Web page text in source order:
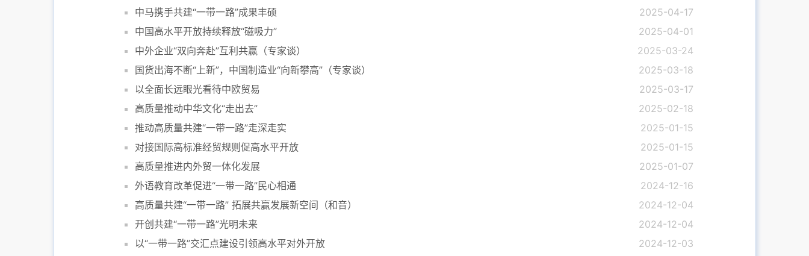
中马携手共建“一带一路”成果丰硕
2025-04-17
中国高水平开放持续释放“磁吸力”
2025-04-01
中外企业“双向奔赴”互利共赢（专家谈）
2025-03-24
国货出海不断“上新”，中国制造业“向新攀高”（专家谈）
2025-03-18
以全面长远眼光看待中欧贸易
2025-03-17
高质量推动中华文化“走出去”
2025-02-18
推动高质量共建“一带一路”走深走实
2025-01-15
对接国际高标准经贸规则促高水平开放
2025-01-15
高质量推进内外贸一体化发展
2025-01-07
外语教育改革促进“一带一路”民心相通
2024-12-16
高质量共建“一带一路” 拓展共赢发展新空间（和音）
2024-12-04
开创共建“一带一路”光明未来
2024-12-04
以“一带一路”交汇点建设引领高水平对外开放
2024-12-03